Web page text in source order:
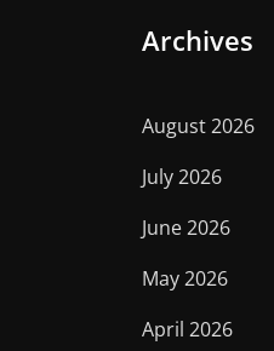
Archives
August 2026
July 2026
June 2026
May 2026
April 2026